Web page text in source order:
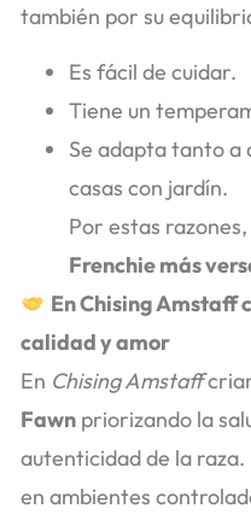
también por su
Es fácil de cuidar.
Tiene un
Se adapta tanto
casas con jardín.
Por estas
Frenchie más
En Chising Amstaff
calidad y amor
En Chising Amstaff
Fawn priorizando la
autenticidad de la
en ambientes